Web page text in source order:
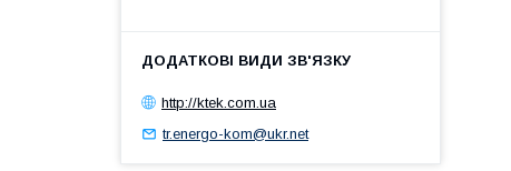
http://ktek.com.ua
tr.energo-kom@ukr.net